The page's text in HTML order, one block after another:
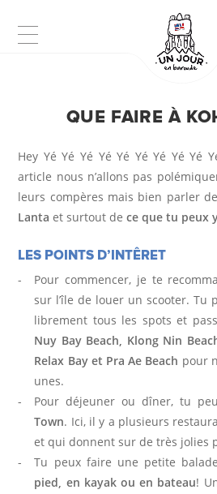
S
T
N
QUE FAIRE À
Hey Yé Yé Yé Yé Yé Yé Yé Yé Yé
article nous n’allons pas
leurs compères mais bien parler
Lanta et surtout dece que tu peux
LES POINTS D’INTÊRET
Pour commencer, je te
sur l’île de louer un scooter. Tu
librement tous les spots et
Nuy Bay Beach, Klong Nin
Relax Bay et Pra Ae Beach pour
unes.
Pour déjeuner ou dîner, tu
Town. Ici, il y a plusieurs
et qui donnent sur de très jolies
Tu peux faire une petite
pied, en kayak ou en bateau!